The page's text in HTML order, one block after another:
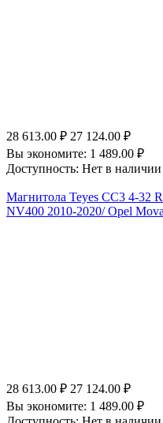
28 613.00 ₽ 27 124.00 ₽
Вы экономите: 1 489.00 ₽
Доступность: Нет в наличии
Магнитола Teyes CC3 4-32
NV400 2010-2020/ Opel
28 613.00 ₽ 27 124.00 ₽
Вы экономите: 1 489.00 ₽